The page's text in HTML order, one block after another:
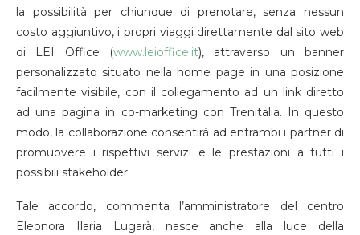
la possibilità per chiunque di prenotare, senza nessun
costo aggiuntivo, i propri viaggi direttamente dal sito web
di LEI Office (www.leioffice.it), attraverso un banner
personalizzato situato nella home page in una posizione
facilmente visibile, con il collegamento ad un link diretto
ad una pagina in co-marketing con Trenitalia. In questo
modo, la collaborazione consentirà ad entrambi i partner di
promuovere i rispettivi servizi e le prestazioni a tutti i
possibili stakeholder.
Tale accordo, commenta l’amministratore del centro
Eleonora Ilaria Lugarà, nasce anche alla luce della